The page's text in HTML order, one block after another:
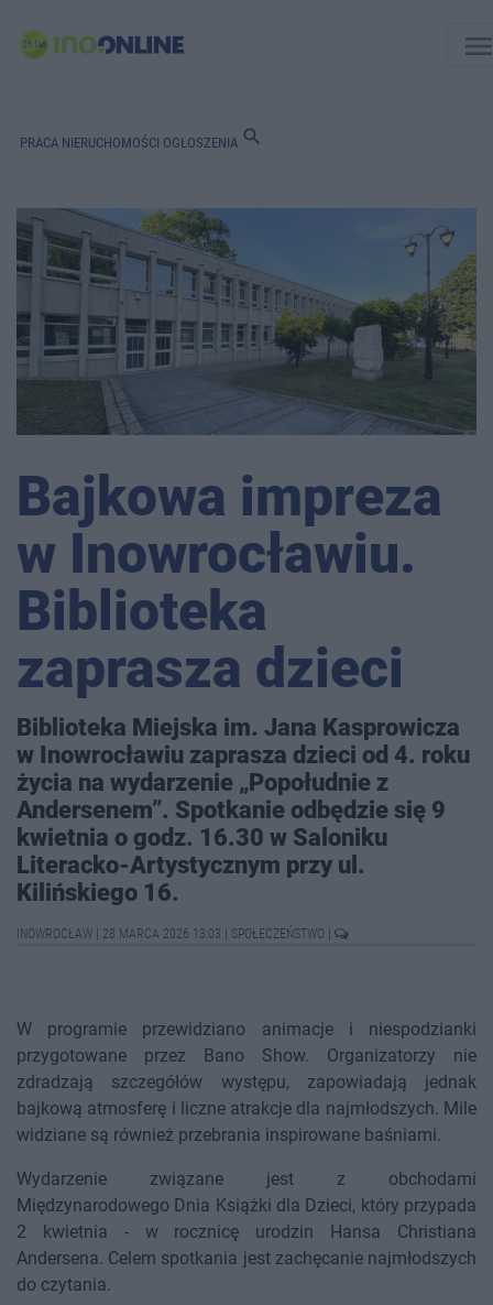
PRACA NIERUCHOMOŚCI OGŁOSZENIA search
Bajkowa impreza
w Inowrocławiu.
Biblioteka
zaprasza dzieci
Biblioteka Miejska im. Jana Kasprowicza
w Inowrocławiu zaprasza dzieci od 4. roku
życia na wydarzenie „Popołudnie z
Andersenem”. Spotkanie odbędzie się 9
kwietnia o godz. 16.30 w Saloniku
Literacko-Artystycznym przy ul.
Kilińskiego 16.
INOWROCŁAW 28 MARCA 2026 13:03 SPOŁECZEŃSTWO
W programie przewidziano animacje i niespodzianki
przygotowane przez Bano Show. Organizatorzy nie
zdradzają szczegółów występu, zapowiadają jednak
bajkową atmosferę i liczne atrakcje dla najmłodszych. Mile
widziane są również przebrania inspirowane baśniami.
Wydarzenie związane jest z obchodami
Międzynarodowego Dnia Książki dla Dzieci, który przypada
2 kwietnia - w rocznicę urodzin Hansa Christiana
Andersena. Celem spotkania jest zachęcanie najmłodszych
do czytania.